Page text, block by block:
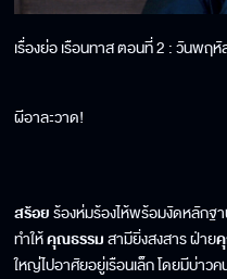
เรื่องย่อ เรือนทาส ตอนที่ 2 : วันพฤ
ผีอาละวาด!
สร้อยร้องห่มร้องไห้พร้อมงัดหลักฐ
ทำให้คุณธรรมสามียิ่งสงสาร ฝ่าย
ใหญ่ไปอาศัยอยู่เรือนเล็ก โดยมีบ่าว